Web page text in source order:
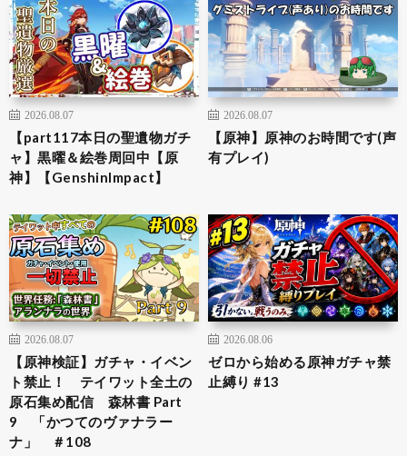
2026.08.07
【part117本日の聖遺物ガチ
ャ】黒曜＆絵巻周回中【原
神】【GenshinImpact】
2026.08.07
【原神】原神のお時間です(声
有プレイ)
2026.08.07
【原神検証】ガチャ・イベン
ト禁止！ テイワット全土の
原石集め配信 森林書 Part
9 「かつてのヴァナラー
ナ」 ＃108
2026.08.06
ゼロから始める原神ガチャ禁
止縛り #13